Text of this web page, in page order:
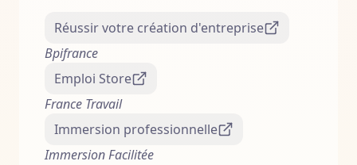
Réussir votre création d'entreprise
Bpifrance
Emploi Store
France Travail
Immersion professionnelle
Immersion Facilitée